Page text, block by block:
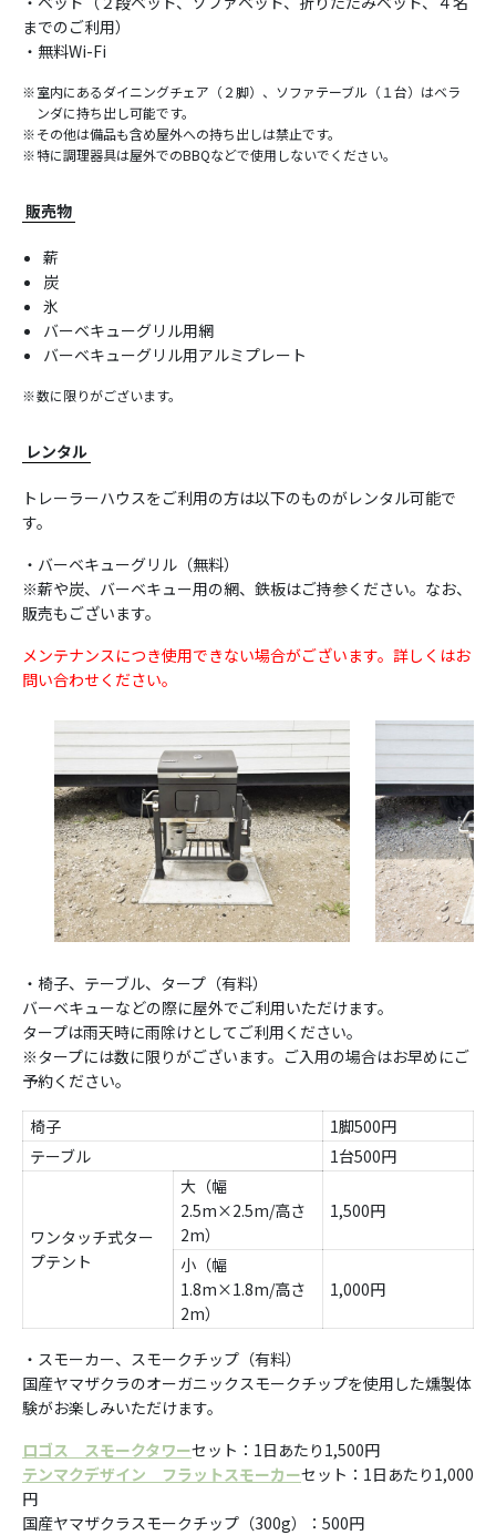
までのご利用）
・無料Wi-Fi
室内にあるダイニングチェア（２脚）、ソファテーブル（１台）はベラ
ンダに持ち出し可能です。
その他は備品も含め屋外への持ち出しは禁止です。
特に調理器具は屋外でのBBQなどで使用しないでください。
販売物
薪
炭
氷
バーベキューグリル用網
バーベキューグリル用アルミプレート
数に限りがございます。
レンタル
トレーラーハウスをご利用の方は以下のものがレンタル可能で
す。
・バーベキューグリル（無料）
※薪や炭、バーベキュー用の網、鉄板はご持参ください。なお、
販売もございます。
メンテナンスにつき使用できない場合がございます。詳しくはお
問い合わせください。
・椅子、テーブル、タープ（有料）
バーベキューなどの際に屋外でご利用いただけます。
タープは雨天時に雨除けとしてご利用ください。
※タープには数に限りがございます。ご入用の場合はお早めにご
予約ください。
椅子
1脚500円
テーブル
1台500円
ワンタッチ式ター
プテント
大（幅
2.5m×2.5m/高さ
2m）
1,500円
小（幅
1.8m×1.8m/高さ
2m）
1,000円
・スモーカー、スモークチップ（有料）
国産ヤマザクラのオーガニックスモークチップを使用した燻製体
験がお楽しみいただけます。
ロゴス スモークタワーセット：1日あたり1,500円
テンマクデザイン フラットスモーカーセット：1日あたり1,000
円
国産ヤマザクラスモークチップ（300g）：500円